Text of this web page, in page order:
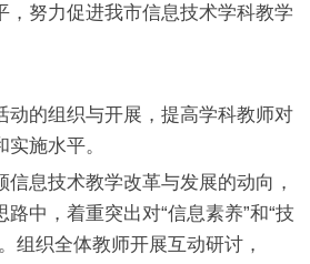
，努力促进我市信息技术学科教学
的组织与开展，提高学科教师对
施水平。
息技术教学改革与发展的动向，
中，着重突出对“信息素养”和“技
组织全体教师开展互动研讨，